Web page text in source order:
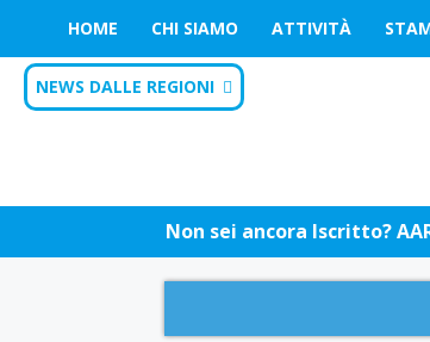
HOME CHI SIAMO ATTIVITÀ
NEWS DALLE REGIONI
Non sei ancora Iscritto?